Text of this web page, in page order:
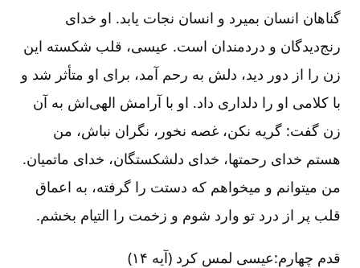
گناهان انسان بمیرد و انسان نجات یابد. او خدای
رنج‌دیدگان و دردمندان است. عیسی، قلب شکسته این
زن را از دور دید، دلش به رحم آمد، برای او متأثر شد و
با کلامی او را دلداری داد. او با آرامش الهی‌اش به آن
زن گفت: گریه نکن، غصه نخور، نگران نباش، من
هستم خدای رحمت‏ها، خدای دلشکستگان، خدای ماتمیان.
من می‏توانم و می‏خواهم که دستت را گرفته، به اعماق
قلب پر از درد تو وارد شوم و زخمت را التیام بخشم.
قدم چهارم:عیسی لمس کرد (آیه ۱۴)